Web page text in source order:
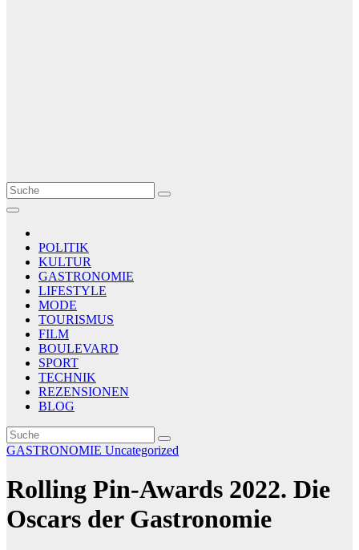
Le Matin
AGENCE DE PRESSE
POLITIK
KULTUR
GASTRONOMIE
LIFESTYLE
MODE
TOURISMUS
FILM
BOULEVARD
SPORT
TECHNIK
REZENSIONEN
BLOG
GASTRONOMIE Uncategorized
Rolling Pin-Awards 2022. Die
Oscars der Gastronomie